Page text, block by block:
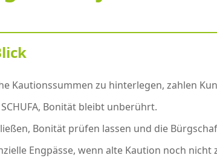
Kautionssummen zu hinterlegen, zahlen
Bonität bleibt unberührt.
Bonität prüfen lassen und die
Engpässe, wenn alte Kaution noch